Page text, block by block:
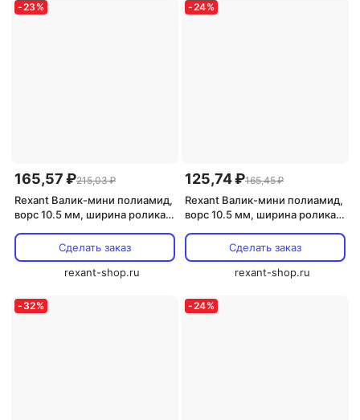
-23 %
165,57 ₽215,03 ₽
Rexant Валик-мини полиамид,
ворс 10.5 мм, ширина ролика
Сделать заказ
rexant-shop.ru
-24%
125,74 ₽165,45 ₽
Rexant Валик-мини полиамид,
ворс 10.5 мм, ширина ролика
Сделать заказ
rexant-shop.ru
- 32% -24%